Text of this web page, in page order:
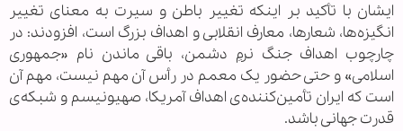
ایشان با تأکید بر اینکه تغییر باطن و سیرت به معنای تغییر
انگیزه‌ها، شعارها، معارف انقلابی و اهداف بزرگ است، افزودند: در
چارچوب اهداف جنگ نرمِ دشمن، باقی ماندن نام «جمهوری
اسلامی» و حتی حضور یک معمم در رأس آن مهم نیست، مهم آن
است که ایران تأمین‌کننده‌ی اهداف آمریکا، صهیونیسم و شبکه‌ی
قدرت جهانی باشد.